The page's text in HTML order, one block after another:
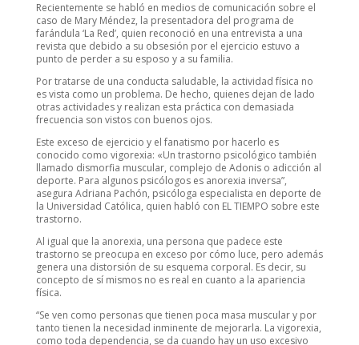
Recientemente se habló en medios de comunicación sobre el
caso de Mary Méndez, la presentadora del programa de
farándula ‘La Red’, quien reconoció en una entrevista a una
revista que debido a su obsesión por el ejercicio estuvo a
punto de perder a su esposo y a su familia.
Por tratarse de una conducta saludable, la actividad física no
es vista como un problema. De hecho, quienes dejan de lado
otras actividades y realizan esta práctica con demasiada
frecuencia son vistos con buenos ojos.
Este exceso de ejercicio y el fanatismo por hacerlo es
conocido como vigorexia: «Un trastorno psicológico también
llamado dismorfia muscular, complejo de Adonis o adicción al
deporte. Para algunos psicólogos es anorexia inversa”,
asegura Adriana Pachón, psicóloga especialista en deporte de
la Universidad Católica, quien habló con EL TIEMPO sobre este
trastorno.
Al igual que la anorexia, una persona que padece este
trastorno se preocupa en exceso por cómo luce, pero además
genera una distorsión de su esquema corporal. Es decir, su
concepto de sí mismos no es real en cuanto a la apariencia
física.
“Se ven como personas que tienen poca masa muscular y por
tanto tienen la necesidad inminente de mejorarla. La vigorexia,
como toda dependencia, se da cuando hay un uso excesivo